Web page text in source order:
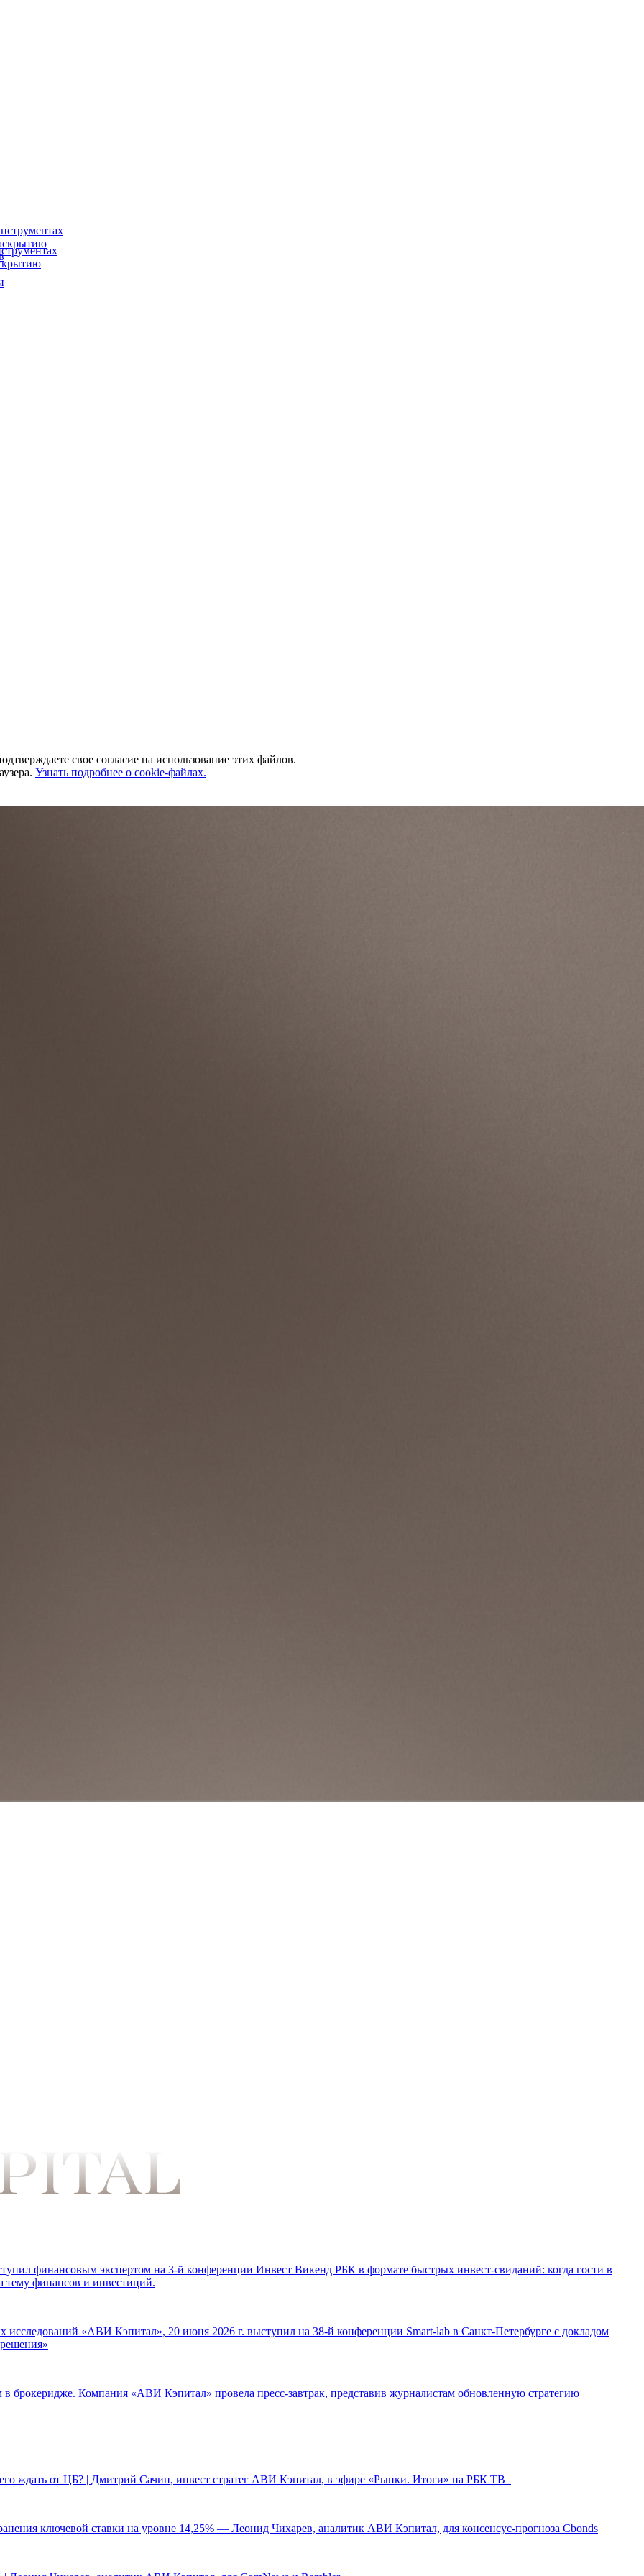
свое согласие на использование этих файлов.
Узнать подробнее о cookie-файлах.
финансовым экспертом на 3-й конференции Инвест Викенд РБК в формате быстрых инвест-свиданий: когда гости в
тему финансов и инвестиций.
исследований «АВИ Кэпитал», 20 июня 2026 г. выступил на 38-й конференции Smart-lab в Санкт-Петербурге с докладом
в брокеридже. Компания «АВИ Кэпитал» провела пресс-завтрак, представив журналистам обновленную стратегию
ждать от ЦБ? | Дмитрий Сачин, инвест стратег АВИ Кэпитал, в эфире «Рынки. Итоги» на РБК ТВ
ключевой ставки на уровне 14,25% — Леонид Чихарев, аналитик АВИ Кэпитал, для консенсус-прогноза Cbonds